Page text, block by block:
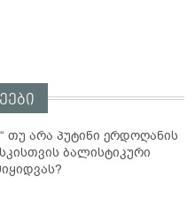
თუ არა პუტინი ერდოღანის
ბალისტიკური